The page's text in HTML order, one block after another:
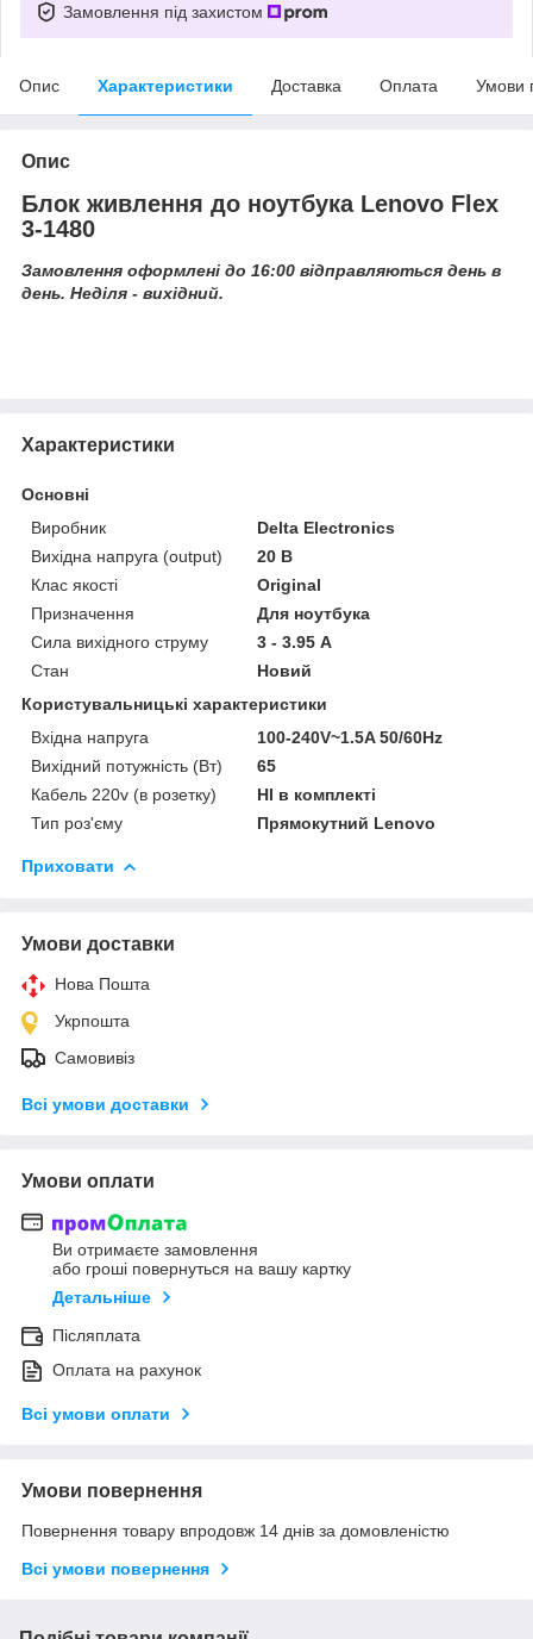
Замовлення під захистом
Опис Характеристики Доставка Оплата Умови
Опис
Блок живлення до ноутбука Lenovo Flex
3-1480
Замовлення оформлені до 16:00 відправляються день в
день. Неділя - вихідний.
Характеристики
Основні
Виробник
Delta Electronics
Вихідна напруга (output)
20 В
Клас якості
Original
Призначення
Для ноутбука
Сила вихідного струму
3 - 3.95 А
Стан
Новий
Користувальницькі характеристики
Вхідна напруга
100-240V~1.5A 50/60Hz
Вихідний потужність (Вт)
65
Кабель 220v (в розетку)
НІ в комплекті
Тип роз'єму
Прямокутний Lenovo
Приховати
Умови доставки
Нова Пошта
Укрпошта
Самовивіз
Всі умови доставки
Умови оплати
Ви отримаєте замовлення
або гроші повернуться на вашу картку
Детальніше
Післяплата
Оплата на рахунок
Всі умови оплати
Умови повернення
Повернення товару впродовж 14 днів за домовленістю
Всі умови повернення